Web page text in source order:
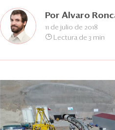
Por Alvaro
11 de julio de 2018
Lectura de 3 min